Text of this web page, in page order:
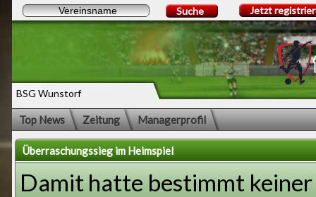
BSG Wunstorf
Suche Jetzt
Top News Zeitung Managerprofil
Überraschungssieg im Heimspiel
Damit hatte bestimmt